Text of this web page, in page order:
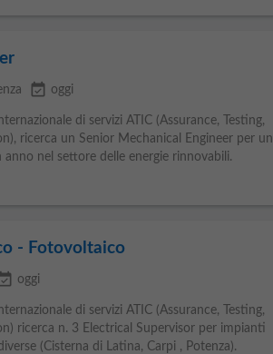
event_available oggi
di servizi ATIC (Assurance, Testing,
ricerca un Senior Mechanical Engineer per un
nel settore delle energie rinnovabili.
- Fotovoltaico
event_available oggi
di servizi ATIC (Assurance, Testing,
ricerca n. 3 Electrical Supervisor per impianti
(Cisterna di Latina, Carpi , Potenza).